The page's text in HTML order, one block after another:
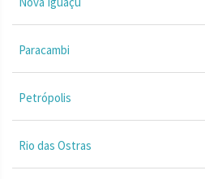
Paracambi
Petrópolis
Rio das Ostras